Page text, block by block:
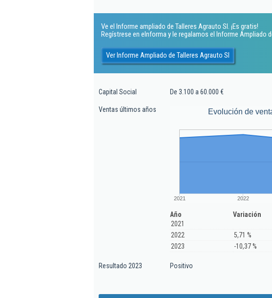
Ve el Informe ampliado de Talleres Agrauto Sl. ¡Es gratis!
Regístrese en eInforma y le regalamos el Informe Ampliado
Ver Informe Ampliado de Talleres Agrauto Sl
Capital Social De 3.100 a 60.000 €
Ventas últimos años Evolución de
2021 2022
Año
Variación
2021
2022
5,71 %
2023
-10,37 %
Resultado 2023 Positivo